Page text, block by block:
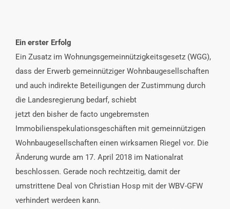
Ein erster Erfolg
Ein Zusatz im Wohnungsgemeinnützigkeitsgesetz (WGG),
dass der Erwerb gemeinnütziger Wohnbaugesellschaften
und auch indirekte Beteiligungen der Zustimmung durch
die Landesregierung bedarf, schiebt
jetzt den bisher de facto ungebremsten
Immobilienspekulationsgeschäften mit gemeinnützigen
Wohnbaugesellschaften einen wirksamen Riegel vor. Die
Änderung wurde am 17. April 2018 im Nationalrat
beschlossen. Gerade noch rechtzeitig, damit der
umstrittene Deal von Christian Hosp mit der WBV-GFW
verhindert werdeen kann.